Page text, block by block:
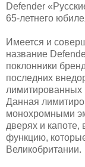
Defender
65-летнего
Имеется и
название
поклонники
последних
лимитированных
Данная
монохромными
дверях и
функцию,
Великобритании.